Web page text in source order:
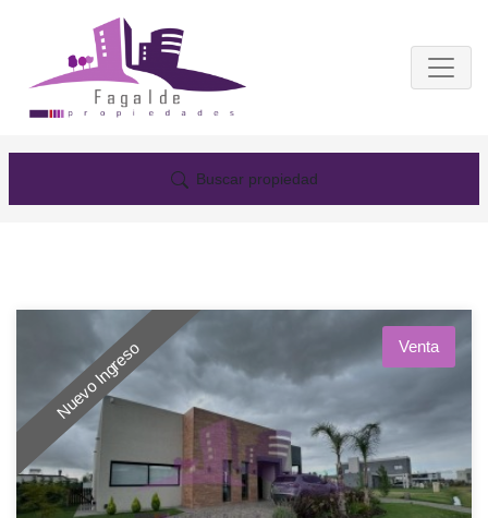
Buscar propiedad
Nuevo Ingreso Venta